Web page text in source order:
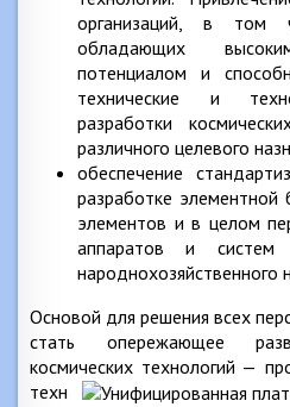
организаций, в том
обладающих
потенциалом и
технические и
разработки
различного целевого
обеспечение
разработке
элементов и в целом
аппаратов и систем
народнохозяйственного
Основой для решения всех
стать опережающее
космических технологий —
техн